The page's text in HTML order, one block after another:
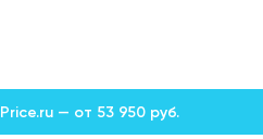
— от 53 950 руб.